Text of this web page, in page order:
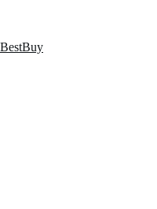
内
容
BestBuy